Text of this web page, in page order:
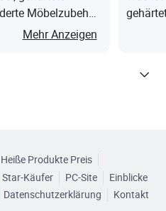
Möbelzubehör,
Mehr Anzeigen
Kategorien
Heiße Produkte Preis
Star-Käufer PC-Site
Einblicke
Datenschutzerklärung
Kontakt